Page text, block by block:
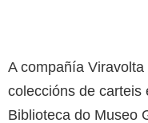
A compañía
coleccións de carteis
Biblioteca do Museo